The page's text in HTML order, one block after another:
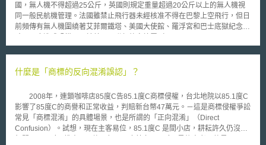
國，無人機不得超過25公斤，英國則規定重量超過20公斤以上的無人機視
同一般民航機管理。法國雖禁止飛行器未經核准不得在巴黎上空飛行，但日
前頻傳有無人機圍繞著艾菲爾鐵塔、美國大使館、羅浮宮和巴士底獄紀念
Administration，FAA）原則上禁止大部份商用無人機飛行，但業者可以申
（European Aviation Safety Agency, 以下簡稱EASA）目前已擬管理草
（aircraft），包括模型飛機，該類飛機無須任何形式的證照，只能在操作者
視線內且不得在機場與自然保護區使用，其最高飛行高度為150公尺，並禁
止在人群上空使用。然而，最高風險無人機管理範圍則將與現行飛行器相關
管理規則一樣，必須取得多種飛行證明。此外，無人機帶來的隱私與安全憂
慮，EASA表示，這是國家層面議題，例如各國政府可要求無人機上加裝
什麼是「商標的反向混淆誤認」？
2008年，連鎖咖啡店85度C告85.1度C商標侵權，台北地院以85.1度C
影響了85度C的商譽和正常收益，判賠新台幣47萬元。－這是商標侵權爭訟
常見「商標混淆」的具體場景，也是所謂的「正向混淆」（Direct
Confusion）。試想，現在主客易位，85.1度C 是間小店，耕耘許久仍沒沒